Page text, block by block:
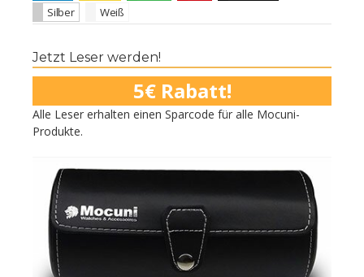
Silber
Weiß
Jetzt Leser werden!
5€ Rabatt!
Alle Leser erhalten einen Sparcode für alle Mocuni-
Produkte.